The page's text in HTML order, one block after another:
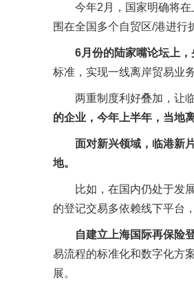
今年2月，国家明确将
围在全国多个自贸区/港进行
6月份的陆家嘴论坛上
标准，实现一线离岸贸易业
两重制度利好叠加，让
的企业，今年上半年，当地
面对新兴领域，临港新
地。
比如，在国内仍处于发
的登记交易多依赖线下平台
自建立上海国际再保险
易流程的标准化和数字化方
展。